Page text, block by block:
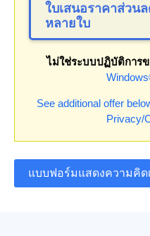
ใบเสนอราคาส่วน
หลายใบ
ไม่ใช่ระบบปฏิบัติการ
See additional offer
Privacy/
แบบฟอร์มแสดงความคิด